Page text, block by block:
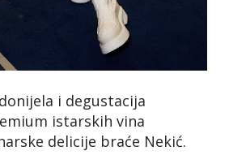
i degustacija
istarskih vina
delicije braće Nekić.